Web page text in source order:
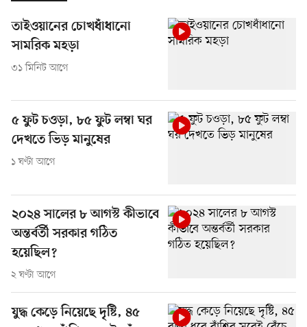
তাইওয়ানের চোখধাঁধানো
সামরিক মহড়া
৩১ মিনিট আগে
৫ ফুট চওড়া, ৮৫ ফুট লম্বা ঘর
দেখতে ভিড় মানুষের
১ ঘণ্টা আগে
২০২৪ সালের ৮ আগস্ট কীভাবে
অন্তর্বর্তী সরকার গঠিত
হয়েছিল?
২ ঘণ্টা আগে
যুদ্ধ কেড়ে নিয়েছে দৃষ্টি, ৪৫